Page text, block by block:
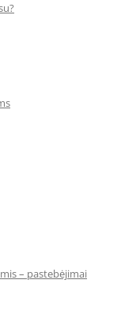
– pastebėjimai